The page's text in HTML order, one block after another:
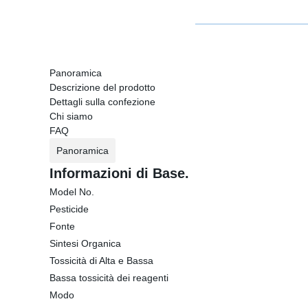
Panoramica
Descrizione del prodotto
Dettagli sulla confezione
Chi siamo
FAQ
Panoramica
Informazioni di Base.
Model No.
Pesticide
Fonte
Sintesi Organica
Tossicità di Alta e Bassa
Bassa tossicità dei reagenti
Modo